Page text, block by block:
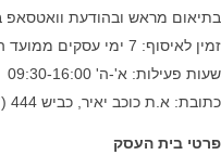
בתיאום מראש ובהודעת וואטסאפ בלבד
זמין לאיסוף: 7 ימי עסקים ממועד הרכישה ולמשך 30 יום
שעות פעילות: א'-ה' 09:30-16:00
כתובת: א.ת כוכב יאיר, כביש 444 ('אס פריי' ב-WAZE)
פרטי בית העסק